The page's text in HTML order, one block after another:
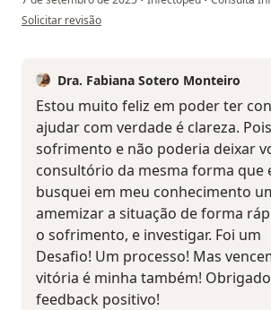
na opinião do utilizador GCS
Solicitar revisão
Dra. Fabiana Sotero Monteiro
Estou muito feliz em poder ter
ajudar com verdade é clareza.
sofrimento e não poderia deixar
consultório da mesma forma que
busquei em meu conhecimento
amemizar a situação de forma
o sofrimento, e investigar. Foi um
Desafio! Um processo! Mas
vitória é minha também!
feedback positivo!